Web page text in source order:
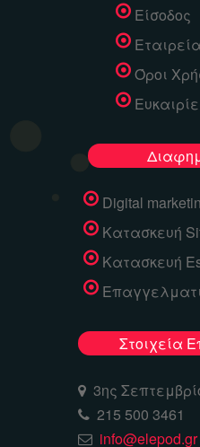
Είσοδος
Εταιρεία
Όροι
Digital
Κατασκευή
Κατασκευή
Στοιχεία
3ης
215 500 3461
info@elepod.gr